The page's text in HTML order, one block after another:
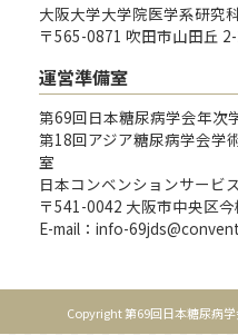
大阪大学大学院医学系研究
〒565-0871 吹田市山田丘
運営準備室
第69回日本糖尿病学会年次
第18回アジア糖尿病学会学
室
日本コンベンションサービ
〒541-0042 大阪市中央区
E-mail：info-
Copyright 第69回日本糖尿病